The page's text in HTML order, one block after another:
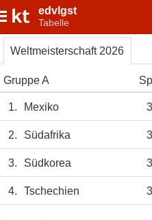
edvlgst
Tabelle
Weltmeisterschaft 2026
Gruppe A Sp
1. Mexiko 3
2. Südafrika 3
3. Südkorea 3
4. Tschechien 3